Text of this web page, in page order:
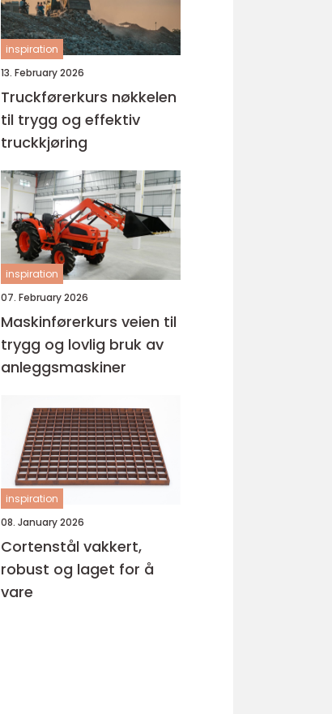
inspiration
13. February 2026
Truckførerkurs nøkkelen
til trygg og effektiv
truckkjøring
inspiration
07. February 2026
Maskinførerkurs veien til
trygg og lovlig bruk av
anleggsmaskiner
inspiration
08. January 2026
Cortenstål vakkert,
robust og laget for å
vare